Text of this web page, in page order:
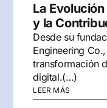
La
y la
Desde su
Engineering
transformación
digital.(…)
LEER MÁS